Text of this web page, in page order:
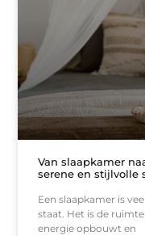
Van slaapkamer
serene en stijlvolle
Een slaapkamer is
staat. Het is de
energie opbouwt en